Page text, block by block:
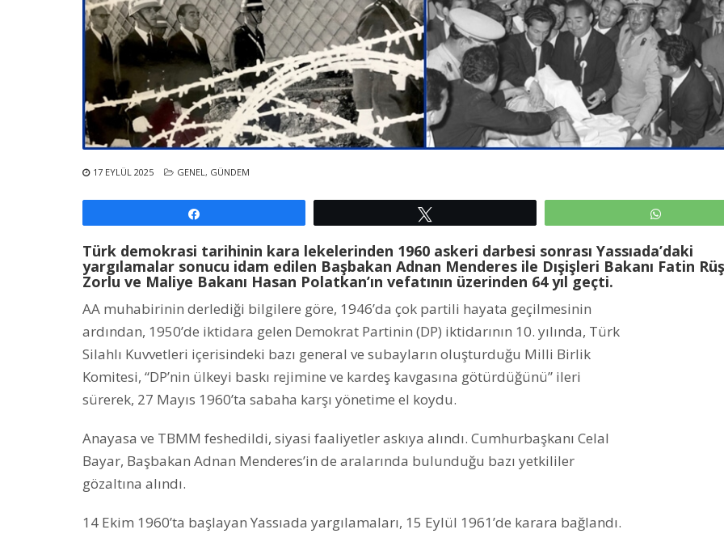
17 EYLÜL 2025 GENEL , GÜNDEM
Türk demokrasi tarihinin kara lekelerinden 1960 askeri darbesi sonrası Yassıada’daki
yargılamalar sonucu idam edilen Başbakan Adnan Menderes ile Dışişleri Bakanı Fatin
Zorlu ve Maliye Bakanı Hasan Polatkan’ın vefatının üzerinden 64 yıl geçti.
AA muhabirinin derlediği bilgilere göre, 1946’da çok partili hayata geçilmesinin
ardından, 1950’de iktidara gelen Demokrat Partinin (DP) iktidarının 10. yılında, Türk
Silahlı Kuvvetleri içerisindeki bazı general ve subayların oluşturduğu Milli Birlik
Komitesi, “DP’nin ülkeyi baskı rejimine ve kardeş kavgasına götürdüğünü” ileri
sürerek, 27 Mayıs 1960’ta sabaha karşı yönetime el koydu.
Anayasa ve TBMM feshedildi, siyasi faaliyetler askıya alındı. Cumhurbaşkanı Celal
Bayar, Başbakan Adnan Menderes’in de aralarında bulunduğu bazı yetkililer
gözaltına alındı.
14 Ekim 1960’ta başlayan Yassıada yargılamaları, 15 Eylül 1961’de karara bağlandı.